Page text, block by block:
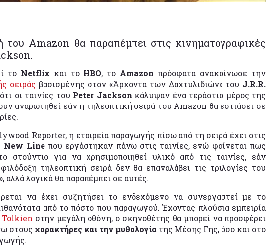
Amazon θα παραπέμπει στις κινηματογραφικές
το Netflix και το HBO, το Amazon πρόσφατα ανακοίνωσε την
σειράς βασισμένης στον «Άρχοντα των Δαχτυλιδιών» του J.R.R.
οι ταινίες του Peter Jackson κάλυψαν ένα τεράστιο μέρος της
αναρωτηθεί εάν η τηλεοπτική σειρά του Amazon θα εστιάσει σε
Reporter, η εταιρεία παραγωγής πίσω από τη σειρά έχει στις
New Lineπου εργάστηκαν πάνω στις ταινίες, ενώ φαίνεται πως
στούντιο για να χρησιμοποιηθεί υλικό από τις ταινίες, εάν
τηλεοπτική σειρά δεν θα επαναλάβει τις τριλογίες του
αλλά λογικά θα παραπέμπει σε αυτές.
να έχει συζητήσει το ενδεχόμενο να συνεργαστεί με το
από το πόστο που παραγωγού. Έχοντας πλούσια εμπειρία
Tolkien στην μεγάλη οθόνη, ο σκηνοθέτης θα μπορεί να προσφέρει
στους χαρακτήρες και την μυθολογία της Μέσης Γης, όσο και στο